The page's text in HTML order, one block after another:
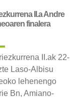
II.a Andre
finalera
II.ak 22-
Laso-Albisu
lehenengo
Bn, Amiano-